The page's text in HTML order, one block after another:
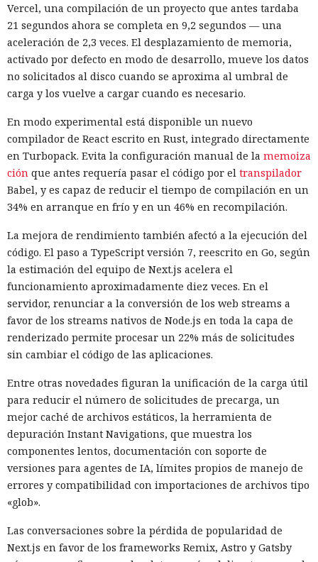
Vercel, una compilación de un proyecto que antes tardaba
21 segundos ahora se completa en 9,2 segundos — una
aceleración de 2,3 veces. El desplazamiento de memoria,
activado por defecto en modo de desarrollo, mueve los datos
no solicitados al disco cuando se aproxima al umbral de
carga y los vuelve a cargar cuando es necesario.
En modo experimental está disponible un nuevo
compilador de React escrito en Rust, integrado directamente
en Turbopack. Evita la configuración manual de la memoiza
ción que antes requería pasar el código por el transpilador
Babel, y es capaz de reducir el tiempo de compilación en un
34% en arranque en frío y en un 46% en recompilación.
La mejora de rendimiento también afectó a la ejecución del
código. El paso a TypeScript versión 7, reescrito en Go, según
la estimación del equipo de Next.js acelera el
funcionamiento aproximadamente diez veces. En el
servidor, renunciar a la conversión de los web streams a
favor de los streams nativos de Node.js en toda la capa de
renderizado permite procesar un 22% más de solicitudes
sin cambiar el código de las aplicaciones.
Entre otras novedades figuran la unificación de la carga útil
para reducir el número de solicitudes de precarga, un
mejor caché de archivos estáticos, la herramienta de
depuración Instant Navigations, que muestra los
componentes lentos, documentación con soporte de
versiones para agentes de IA, límites propios de manejo de
errores y compatibilidad con importaciones de archivos tipo
«glob».
Las conversaciones sobre la pérdida de popularidad de
Next.js en favor de los frameworks Remix, Astro y Gatsby